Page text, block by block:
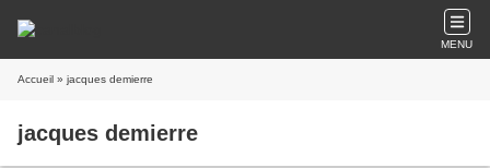
MENU
Accueil » jacques demierre
jacques demierre